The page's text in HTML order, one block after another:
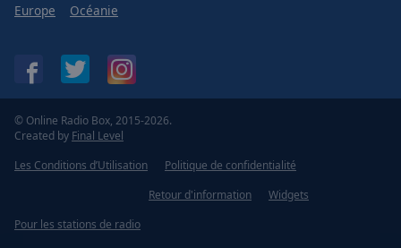
Europe
Océanie
© Online Radio Box, 2015-2026.
Created by Final Level
Les Conditions d’Utilisation
Politique de confidentialité
Retour d'information
Widgets
Pour les stations de radio